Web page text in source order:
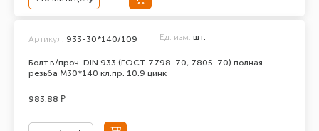
Болт в/проч. DIN 933 (ГОСТ 7798-70, 7805-70) полная
резьба М30*140 кл.пр. 10.9 цинк
Артикул: 933-30*140/109 Ед. изм. шт.
983.88 ₽